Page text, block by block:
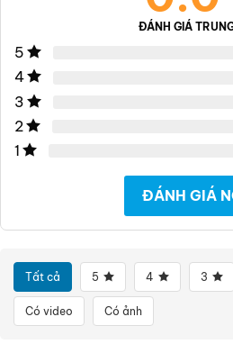
ĐÁNH GIÁ
5
4
3
2
1
ĐÁNH GIÁ
Tất cả 5 4 3
Có video Có ảnh